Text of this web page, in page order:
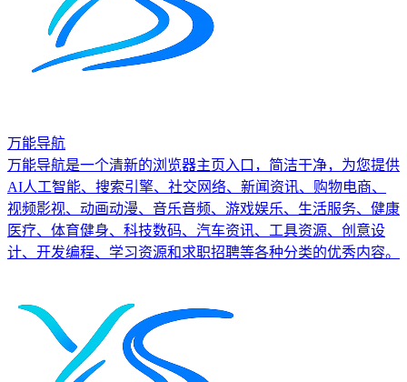
万能导航
万能导航是一个清新的浏览器主页入口，简洁干净，为您提供
AI人工智能、搜索引擎、社交网络、新闻资讯、购物电商、
视频影视、动画动漫、音乐音频、游戏娱乐、生活服务、健康
医疗、体育健身、科技数码、汽车资讯、工具资源、创意设
计、开发编程、学习资源和求职招聘等各种分类的优秀内容。